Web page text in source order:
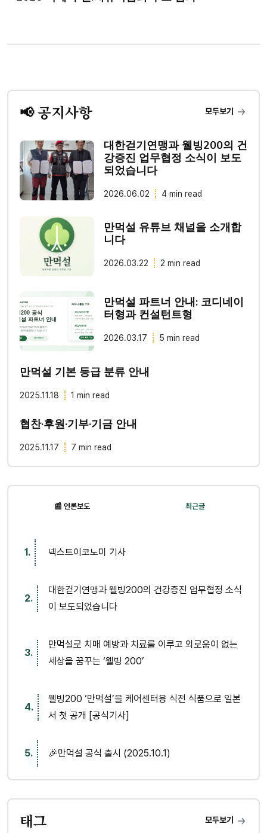
📢 공지사항 모두보기
대한걷기연맹과 웰빙200의 건
강증진 업무협정 소식이 보도
되었습니다
2026.06.02 4 min read
만먹설 유튜브 채널을 소개합
니다
2026.03.22 2 min read
만먹설 파트너 안내: 코디네이
터형과 컨설턴트형
2026.03.17 5 min read
만먹설 기본 등급 분류 안내
2025.11.18 1 min read
협찬·후원·기부·기금 안내
2025.11.17 7 min read
📰 언론보도 최근글
넥스트이코노미 기사
대한걷기연맹과 웰빙200의 건강증진 업무협정 소식
이 보도되었습니다
만먹설로 치매 예방과 치료를 이루고 외로움이 없는
세상을 꿈꾸는 ‘웰빙 200’
웰빙200 ‘만먹설’을 케어센터용 식전 식품으로 일본
서 첫 공개 [공식기사]
🎉만먹설 공식 출시 (2025.10.1)
태그 모두보기